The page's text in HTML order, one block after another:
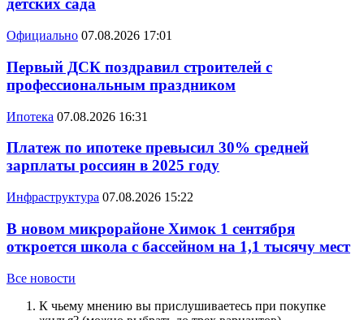
детских сада
Официально 07.08.2026 17:01
Первый ДСК поздравил строителей с
профессиональным праздником
Ипотека 07.08.2026 16:31
Платеж по ипотеке превысил 30% средней
зарплаты россиян в 2025 году
Инфраструктура 07.08.2026 15:22
В новом микрорайоне Химок 1 сентября
откроется школа с бассейном на 1,1 тысячу мест
Все новости
К чьему мнению вы прислушиваетесь при покупке